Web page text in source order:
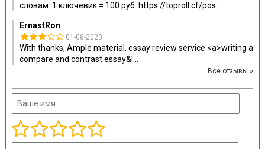
словам. 1 ключевик = 100 руб. https://toproll.cf/pos
ErnastRon
01-08-2023
With thanks, Ample material. essay review service <a>writing a
compare and contrast essay&l
Все отзывы »